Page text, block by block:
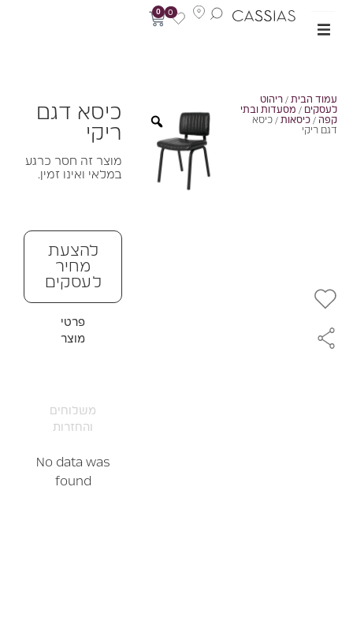
0
הבית/ריהוט
/מסעדות ובתי
/כיסאות/ כיסא
ריקי
כיסא דגם
ריקי
מוצר זה חסר כרגע
במלאי ואינו זמין.
להצעת
מחיר
לעסקים
פרטי
מוצר
משלוחים
והחזרות
No data was
found